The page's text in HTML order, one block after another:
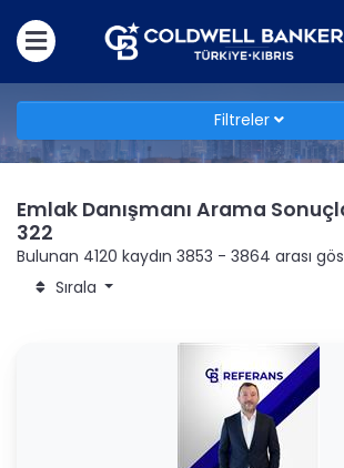
Filtreler
Emlak Danışmanı Arama
322
Bulunan 4120 kaydın 3853 - 3864 arası
Sırala